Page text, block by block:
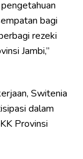
bagi
rezeki
Jambi,”
Switenia
dalam
Provinsi